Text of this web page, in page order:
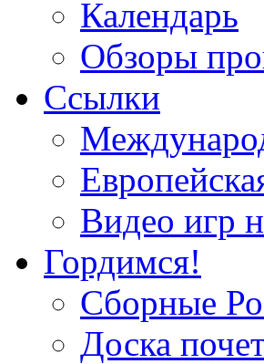
Календарь
Обзоры
Ссылки
Видео игр
Гордимся!
Сборные
Доска